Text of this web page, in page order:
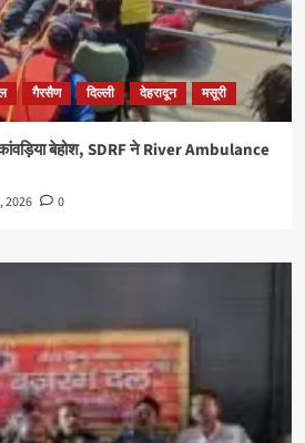
गैरसैण दिल्ली देहरादून मसूरी
बेहोश, SDRF ने River Ambulance
2026 0